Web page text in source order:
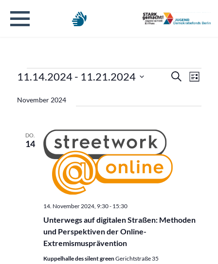
Veranstaltungen Suche
Liste
11.14.2024 - 11.21.2024
wählen.
November 2024
DO.
14
Unterwegs auf digitalen Straßen: Methoden
und Perspektiven der Online-
Extremismusprävention
14. November 2024, 9:30- 15:30
Kuppelhalle des silent greenGerichtstraße 35